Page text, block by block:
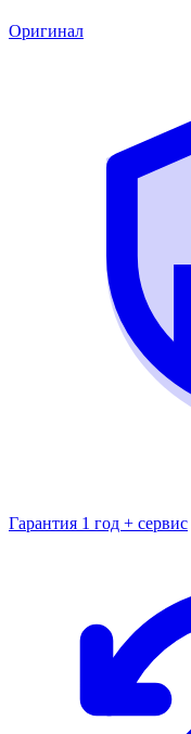
Оригинал
Гарантия 1 год + сервис